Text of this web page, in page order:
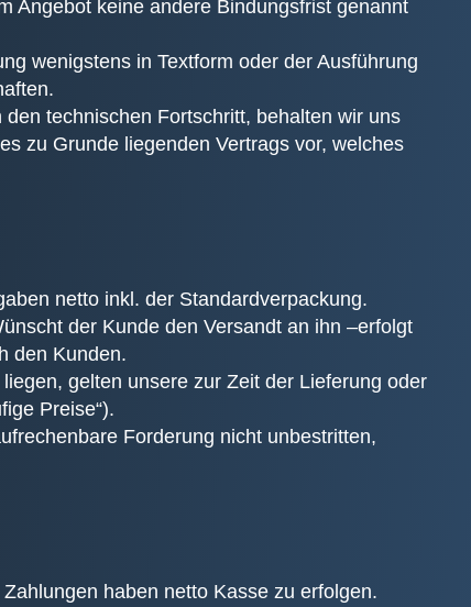
Angebot keine andere Bindungsfrist genannt
wenigstens in Textform oder der Ausführung
technischen Fortschritt, behalten wir uns
zu Grunde liegenden Vertrags vor, welches
netto inkl. der Standardverpackung.
der Kunde den Versandt an ihn –erfolgt
den Kunden.
gelten unsere zur Zeit der Lieferung oder
Preise“).
Forderung nicht unbestritten,
haben netto Kasse zu erfolgen.